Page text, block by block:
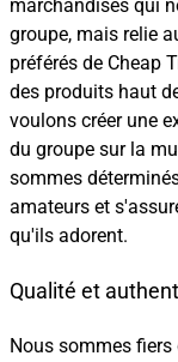
marchandises qui
groupe, mais relie
préférés de Cheap
des produits haut
voulons créer une
du groupe sur la
sommes
amateurs et
qu'ils adorent.
Qualité et
Nous sommes